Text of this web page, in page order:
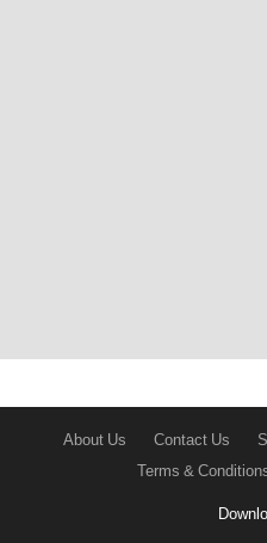
About Us Contact Us
Terms &